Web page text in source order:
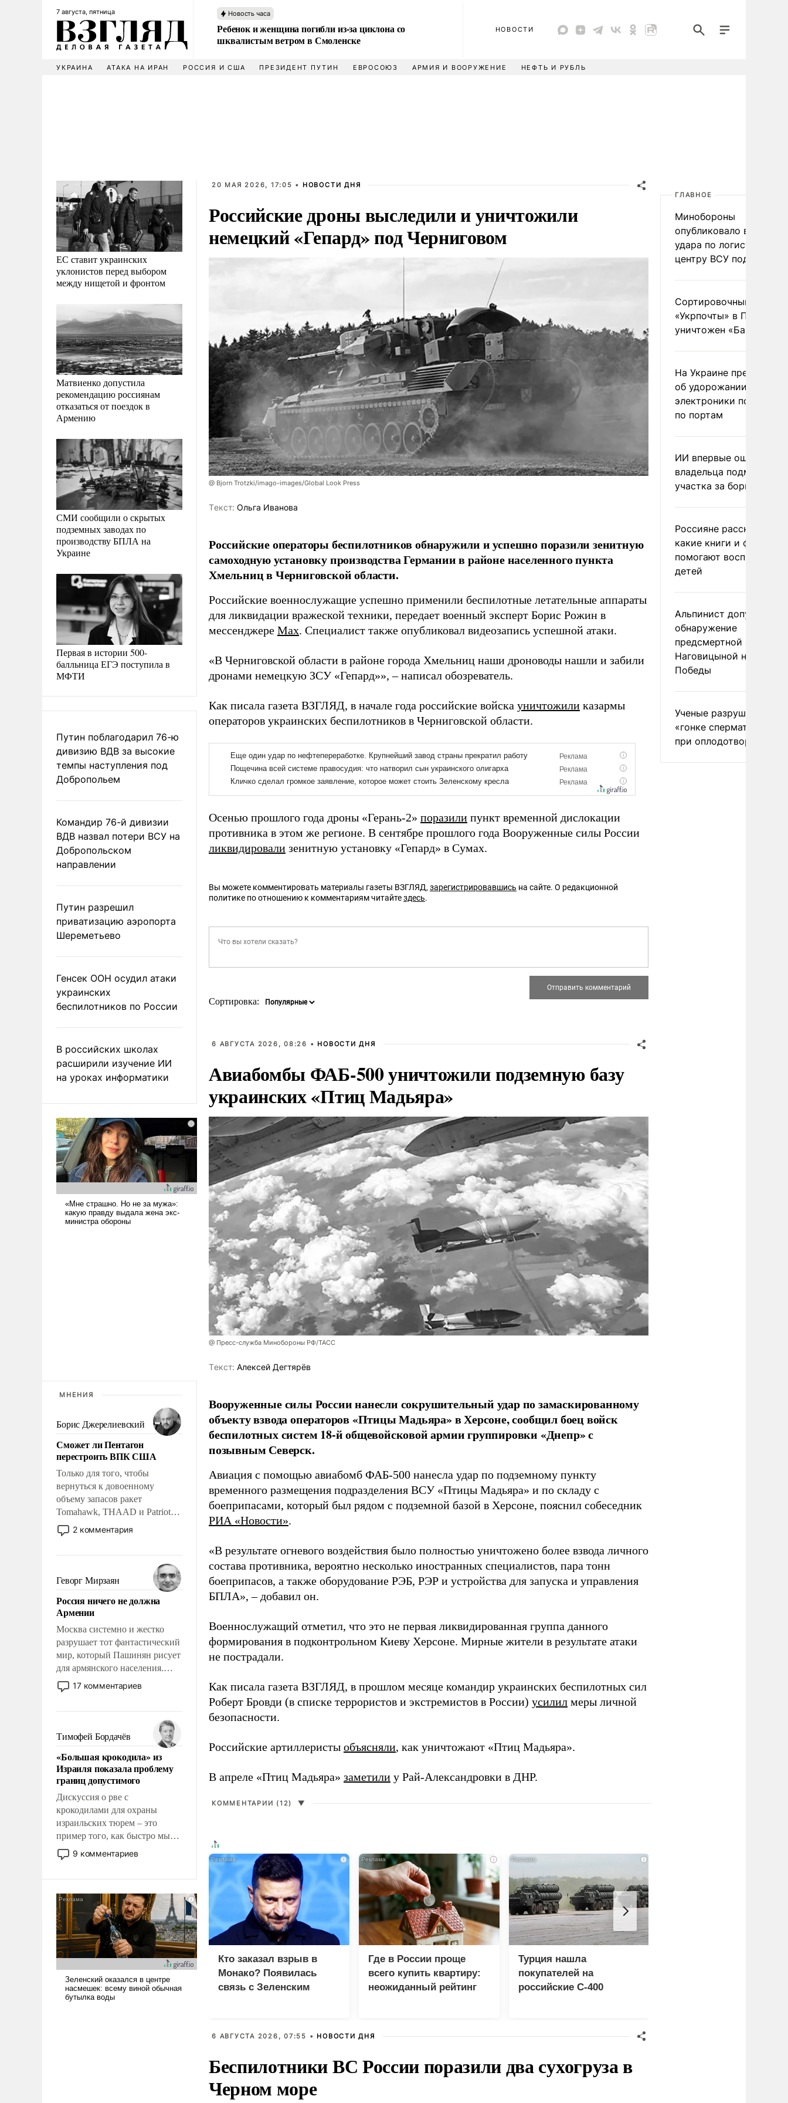
7 августа, пятница Новость часа
Ребенок и женщина погибли из-за циклона со
шквалистым ветром в Смоленске
НОВОСТИ
УКРАИНА АТАКА НА ИРАН РОССИЯ И США ПРЕЗИДЕНТ ПУТИН ЕВРОСОЮЗ АРМИЯ И ВООРУЖЕНИЕ НЕФТЬ И РУБЛЬ
ЕС ставит украинских
уклонистов перед выбором
между нищетой и фронтом
Матвиенко допустила
рекомендацию россиянам
отказаться от поездок в
Армению
СМИ сообщили о скрытых
подземных заводах по
производству БПЛА на
Украине
Первая в истории 500-
балльница ЕГЭ поступила в
МФТИ
Путин поблагодарил 76-ю
дивизию ВДВ за высокие
темпы наступления под
Добропольем
Командир 76-й дивизии
ВДВ назвал потери ВСУ на
Добропольском
направлении
Путин разрешил
приватизацию аэропорта
Шереметьево
Генсек ООН осудил атаки
украинских
беспилотников по России
В российских школах
расширили изучение ИИ
на уроках информатики
МНЕНИЯ
Борис Джерелиевский
Сможет ли Пентагон
перестроить ВПК США
Только для того, чтобы
вернуться к довоенному
объему запасов ракет
Tomahawk, THAAD и Patriot
США потребуется более трех
лет. Даже небольшая война с
Сложившаяся ситуация
означает многолетний период
уязвимости США, например,
перед Китаем.
2 комментария
Геворг Мирзаян
Россия ничего не должна
Армении
Москва системно и жестко
разрушает тот фантастический
мир, который Пашинян рисует
для армянского населения.
Мир, где политические
прожекты будут безусловно
налогоплательщиков и где
Еревану за свои поступки не
нужно отвечать.
17 комментариев
Тимофей Бордачёв
«Большая крокодила» из
Израиля показала проблему
границ допустимого
Дискуссия о рве с
крокодилами для охраны
израильских тюрем – это
пример того, как быстро мы
двигаемся по пути
революционных изменений.
псевдонаучной фантастики,
стало всерьез обсуждаемой
идеей.
9 комментариев
20 МАЯ 2026, 17:05 • НОВОСТИ ДНЯ
Российские дроны выследили и уничтожили
немецкий «Гепард» под Черниговом
@ Bjorn Trotzki/imago-images/Global Look Press
Tекст: Ольга Иванова
Российские операторы беспилотников обнаружили и успешно поразили зенитную
самоходную установку производства Германии в районе населенного пункта
Хмельниц в Черниговской области.
Российские военнослужащие успешно применили беспилотные летательные аппараты
для ликвидации вражеской техники, передает военный эксперт Борис Рожин в
мессенджере Max. Специалист также опубликовал видеозапись успешной атаки.
«В Черниговской области в районе города Хмельниц наши дроноводы нашли и забили
дронами немецкую ЗСУ «Гепард»», – написал обозреватель.
Как писала газета ВЗГЛЯД, в начале года российские войска уничтожили казармы
операторов украинских беспилотников в Черниговской области.
Осенью прошлого года дроны «Герань-2» поразили пункт временной дислокации
противника в этом же регионе. В сентябре прошлого года Вооруженные силы России
ликвидировали зенитную установку «Гепард» в Сумах.
Вы можете комментировать материалы газеты ВЗГЛЯД,зарегистрировавшись на сайте. О редакционной
политике по отношению к комментариям читайтездесь.
Сортировка:
6 АВГУСТА 2026, 08:26 • НОВОСТИ ДНЯ
Авиабомбы ФАБ-500 уничтожили подземную базу
украинских «Птиц Мадьяра»
@ Пресс-служба Минобороны РФ/ТАСС
Tекст: Алексей Дегтярёв
Вооруженные силы России нанесли сокрушительный удар по замаскированному
объекту взвода операторов «Птицы Мадьяра» в Херсоне, сообщил боец войск
беспилотных систем 18-й общевойсковой армии группировки «Днепр» с
позывным Северск.
Авиация с помощью авиабомб ФАБ-500 нанесла удар по подземному пункту
временного размещения подразделения ВСУ «Птицы Мадьяра» и по складу с
боеприпасами, который был рядом с подземной базой в Херсоне, пояснил собеседник
РИА «Новости».
«В результате огневого воздействия было полностью уничтожено более взвода личного
состава противника, вероятно несколько иностранных специалистов, пара тонн
боеприпасов, а также оборудование РЭБ, РЭР и устройства для запуска и управления
БПЛА», – добавил он.
Военнослужащий отметил, что это не первая ликвидированная группа данного
формирования в подконтрольном Киеву Херсоне. Мирные жители в результате атаки
не пострадали.
Как писала газета ВЗГЛЯД, в прошлом месяце командир украинских беспилотных сил
Роберт Бровди (в списке террористов и экстремистов в России) усилил меры личной
безопасности.
Российские артиллеристы объясняли, как уничтожают «Птиц Мадьяра».
В апреле «Птиц Мадьяра» заметили у Рай-Александровки в ДНР.
КОММЕНТАРИИ (12) ▼
i
Кто заказал взрыв в
Монако? Появилась
связь с Зеленским
i
Где в России проще
всего купить квартиру:
неожиданный рейтинг
i
Турция нашла
покупателей на
российские C-400
6 АВГУСТА 2026, 07:55 • НОВОСТИ ДНЯ
Беспилотники ВС России поразили два сухогруза в
Черном море
ГЛАВНОЕ
Минобороны
опубликовало видео
удара по
центру ВСУ под Киевом
Сортировочный пункт
«Укрпочты» в
уничтожен
На Украине
об удорожании
электроники после
по портам
ИИ впервые
владельца
участка за борщевик
Россияне рассказали,
какие книги и фильмы
помогают воспитывать
детей
Альпинист допустил
обнаружение
предсмертной записки
Наговицыной на пике
Победы
Ученые разрушили миф
«гонке
при оплодотворении